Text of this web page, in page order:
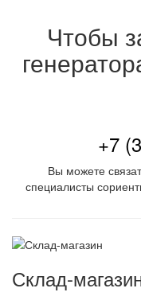
Чтобы
+7
Вы можете
специалисты
Склад-